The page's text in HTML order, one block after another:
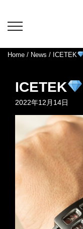
toggle
Home / News / ICETEK
ICETEK
2022年12月14日